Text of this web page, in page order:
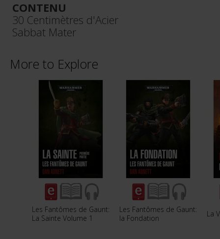
CONTENU
30 Centimètres d'Acier
Sabbat Mater
More to Explore
Les Fantômes de Gaunt:
La Sainte Volume 1
Les Fantômes de Gaunt:
la Fondation
La